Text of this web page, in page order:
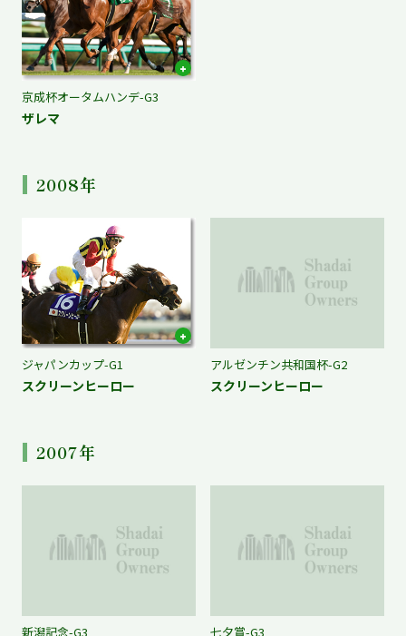
京成杯オータムハンデ-G3
ザレマ
2008年
ジャパンカップ-G1
スクリーンヒーロー
アルゼンチン共和国杯-G2
スクリーンヒーロー
2007年
新潟記念-G3 七夕賞-G3